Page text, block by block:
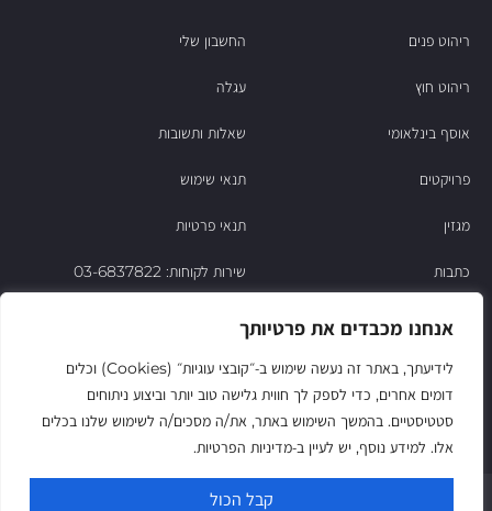
אנחנו מכבדים את פרטיותך
לידיעתך, באתר זה נעשה שימוש ב‑״קובצי עוגיות״ (Cookies) וכלים
דומים אחרים, כדי לספק לך חווית גלישה טוב יותר וביצוע ניתוחים
סטטיסטיים. בהמשך השימוש באתר, את/ה מסכים/ה לשימוש שלנו בכלים
אלו. למידע נוסף, יש לעיין ב‑מדיניות הפרטיות.
קבל הכול
ריהוט פנים
ריהוט חוץ
אוסף בינלאומי
פרויקטים
מגזין
כתבות
צור קשר
החשבון שלי
עגלה
שאלות ותשובות
תנאי שימוש
תנאי פרטיות
שירות לקוחות: 03-6837822